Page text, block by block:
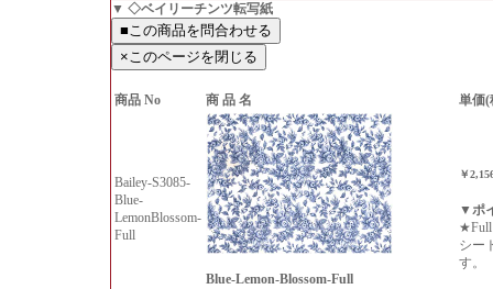
▼ ◇ベイリーチンツ転写紙
商品 No 商 品 名 単価(
Bailey-S3085-
Blue-
LemonBlossom-
Full
Blue-Lemon-Blossom-Full
￥
▼ポ
★Full
シー
す。